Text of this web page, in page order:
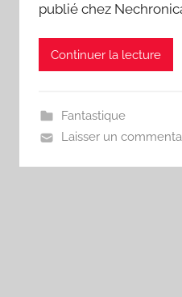
publié chez
Continuer la lecture
Fantastique
Laisser un